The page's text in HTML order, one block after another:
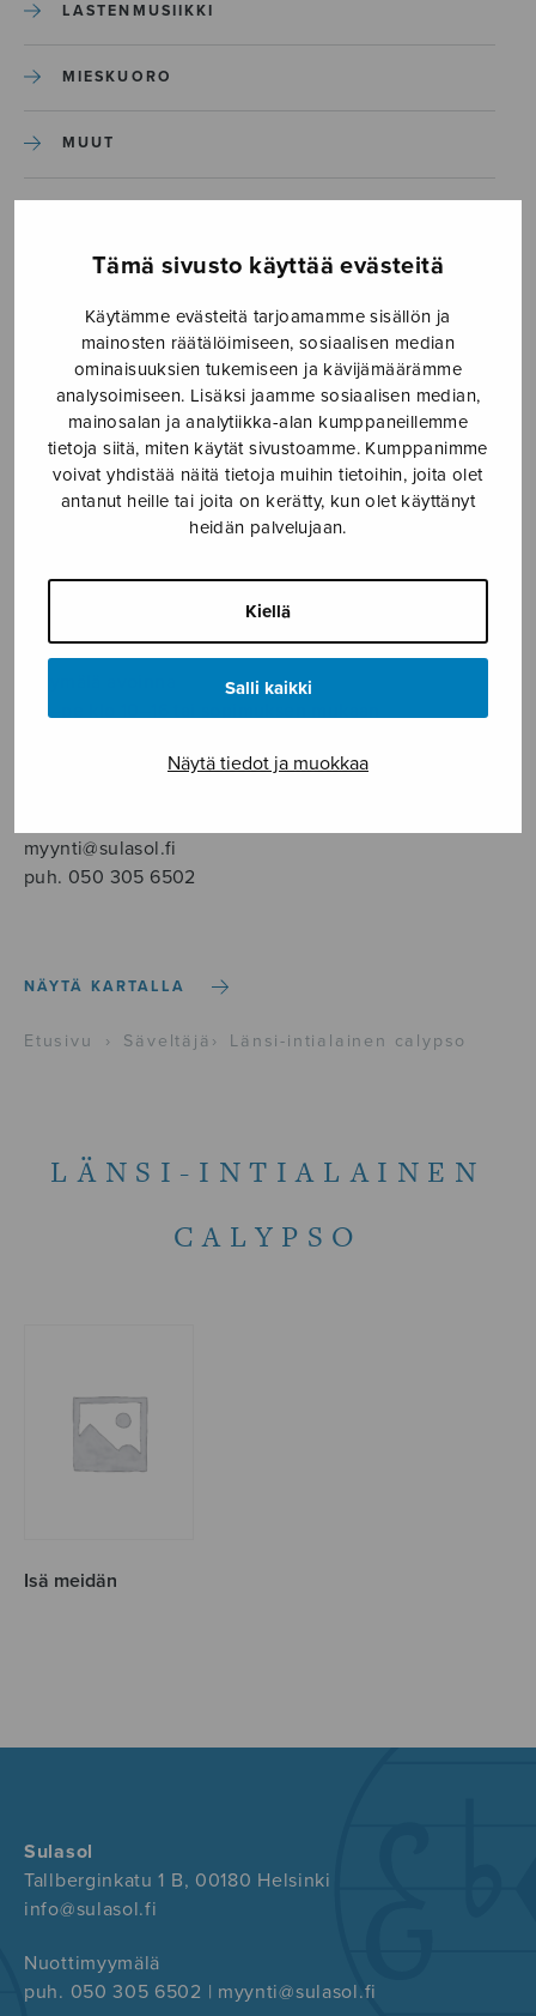
Tämä sivusto käyttää evästeitä
Käytämme evästeitä tarjoamamme sisällön ja
mainosten räätälöimiseen, sosiaalisen median
ominaisuuksien tukemiseen ja kävijämäärämme
analysoimiseen. Lisäksi jaamme sosiaalisen median,
mainosalan ja analytiikka-alan kumppaneillemme
tietoja siitä, miten käytät sivustoamme. Kumppanimme
voivat yhdistää näitä tietoja muihin tietoihin, joita olet
antanut heille tai joita on kerätty, kun olet käyttänyt
heidän palvelujaan.
Kiellä
Salli kaikki
Näytä tiedot ja muokkaa
LASTENMUSIIKKI
MIESKUORO
MUUT
SEKAKUORO
SOITINKOULUT JA OPPAAT
SOITINMUSIIKKI
YKSINLAULU
Sulasol nuottikauppa
ma–pe klo 10–16 tai sopimuksen mukaan
Tallberginkatu 1 B, 1,5 krs.
myynti@sulasol.fi
puh. 050 305 6502
NÄYTÄ KARTALLA
Etusivu › Säveltäjä › Länsi-intialainen calypso
LÄNSI-INTIALAINEN
CALYPSO
Isä meidän
Sulasol
Tallberginkatu 1 B, 00180 Helsinki
info@sulasol.fi
Nuottimyymälä
puh. 050 305 6502 | myynti@sulasol.fi